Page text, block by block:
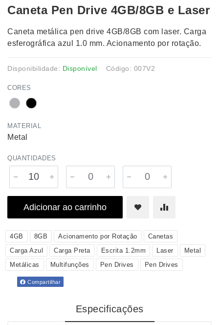
Caneta Pen Drive 4GB/8GB e Laser
Caneta metálica pen drive 4GB/8GB com laser. Carga
esferográfica azul 1.0 mm. Acionamento por rotação.
Disponibilidade: Disponível Código: 007V2
CORES
MATERIAL
Metal
QUANTIDADES
Adicionar ao carrinho
4GB 8GB Acionamento por Rotação
Canetas
Carga Azul
Carga Preta Escrita 1.2mm Laser
Metal
Metálicas
Multifunções Pen Drives Pen Drives
Compartilhar
Especificações